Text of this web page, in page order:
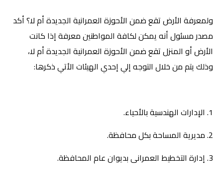
ولمعرفة الأرض تقع ضمن الأحوزة العمرانية الجديدة أم لا؟ أكد
مصدر مسئول أنه يمكن لكافة المواطنين معرفة إذا كانت
الأرض أو المنزل تقع ضمن الأحوزة العمرانية الجديدة أم لا،
وذلك يتم من خلال التوجه إلي إحدي الهيئات الأتي ذكرها:
1. الإدارات الهندسية بالأحياء.
2. مديرية المساحة بكل محافظة.
3. إدارة التخطيط العمرانى بديوان عام المحافظة
.